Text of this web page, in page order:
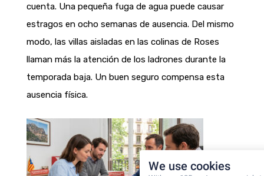
cuenta. Una pequeña fuga de agua puede causar
estragos en ocho semanas de ausencia. Del mismo
modo, las villas aisladas en las colinas de Roses
llaman más la atención de los ladrones durante la
temporada baja. Un buen seguro compensa esta
ausencia física.
We use cookies